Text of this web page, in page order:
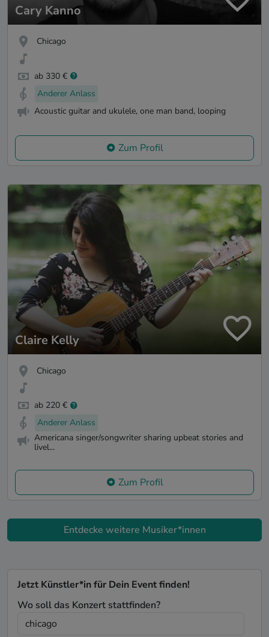
Cary Kanno
Chicago
ab 330 €
Anderer Anlass
Acoustic guitar and ukulele, one man band, looping
Zum Profil
Claire Kelly
Chicago
ab 220 €
Anderer Anlass
Americana singer/songwriter sharing upbeat stories and
livel...
Zum Profil
Entdecke weitere Musiker*innen
Jetzt Künstler*in für Dein Event finden!
Wo soll das Konzert stattfinden?